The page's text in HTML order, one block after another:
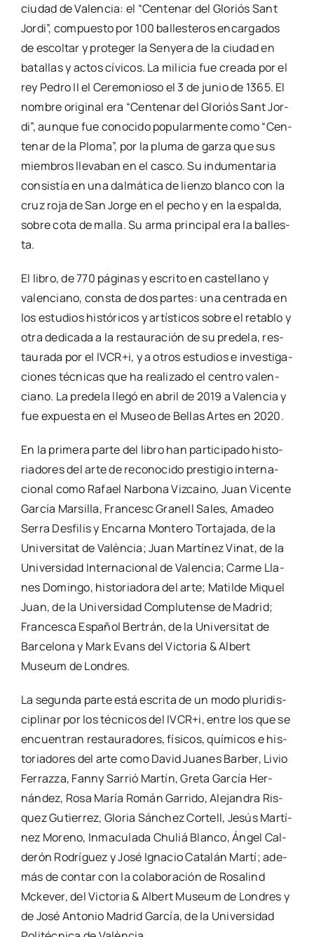
ciu­dad de Valen­cia: el “Cen­te­nar del Glo­riós Sant
Jor­di”, com­pues­to por 100 balles­te­ros encar­ga­dos
de escol­tar y pro­te­ger la Sen­ye­ra de la ciu­dad en
bata­llas y actos cívi­cos. La mili­cia fue crea­da por el
rey Pedro II el Cere­mo­nio­so el 3 de junio de 1365. El
nom­bre ori­gi­nal era “Cen­te­nar del Glo­riós Sant Jor­
di”, aun­que fue cono­ci­do popu­lar­men­te como “Cen­
te­nar de la Plo­ma”, por la plu­ma de gar­za que sus
miem­bros lle­va­ban en el cas­co. Su indu­men­ta­ria
con­sis­tía en una dal­má­ti­ca de lien­zo blan­co con la
cruz roja de San Jor­ge en el pecho y en la espal­da,
sobre cota de malla. Su arma prin­ci­pal era la balles­
ta.
El libro, de 770 pági­nas y escri­to en cas­te­llano y
valen­ciano, cons­ta de dos par­tes: una cen­tra­da en
los estu­dios his­tó­ri­cos y artís­ti­cos sobre el reta­blo y
otra dedi­ca­da a la res­tau­ra­ción de su pre­de­la, res­
tau­ra­da por el IVCR+i, y a otros estu­dios e inves­ti­ga­
cio­nes téc­ni­cas que ha rea­li­za­do el cen­tro valen­
ciano. La pre­de­la lle­gó en abril de 2019 a Valen­cia y
fue expues­ta en el Museo de Bellas Artes en 2020.
En la pri­me­ra par­te del libro han par­ti­ci­pa­do his­to­
ria­do­res del arte de reco­no­ci­do pres­ti­gio inter­na­
cio­nal como Rafael Nar­bo­na Viz­caino, Juan Vicen­te
Gar­cía Mar­si­lla, Fran­cesc Gra­nell Sales, Ama­deo
Serra Des­fi­lis y Encar­na Mon­te­ro Tor­ta­ja­da, de la
Uni­ver­si­tat de Valèn­cia; Juan Mar­tí­nez Vinat, de la
Uni­ver­si­dad Inter­na­cio­nal de Valen­cia; Car­me Lla­
nes Domin­go, his­to­ria­do­ra del arte; Matil­de Miquel
Juan, de la Uni­ver­si­dad Com­plu­ten­se de Madrid;
Fran­ces­ca Espa­ñol Ber­trán, de la Uni­ver­si­tat de
Bar­ce­lo­na y Mark Evans del Vic­to­ria & Albert
Museum de Lon­dres.
La segun­da par­te está escri­ta de un modo plu­ri­dis­
ci­pli­nar por los téc­ni­cos del IVCR+i, entre los que se
encuen­tran res­tau­ra­do­res, físi­cos, quí­mi­cos e his­
to­ria­do­res del arte como David Jua­nes Bar­ber, Livio
Ferraz­za, Fanny Sarrió Mar­tín, Gre­ta Gar­cía Her­
nán­dez, Rosa María Román Garri­do, Ale­jan­dra Ris­
quez Gutie­rrez, Glo­ria Sán­chez Cor­tell, Jesús Mar­tí­
nez Moreno, Inma­cu­la­da Chu­liá Blan­co, Ángel Cal­
de­rón Rodrí­guez y José Igna­cio Cata­lán Mar­tí; ade­
más de con­tar con la cola­bo­ra­ción de Rosa­lind
Mcke­ver, del Vic­to­ria & Albert Museum de Lon­dres y
de José Anto­nio Madrid Gar­cía, de la Uni­ver­si­dad